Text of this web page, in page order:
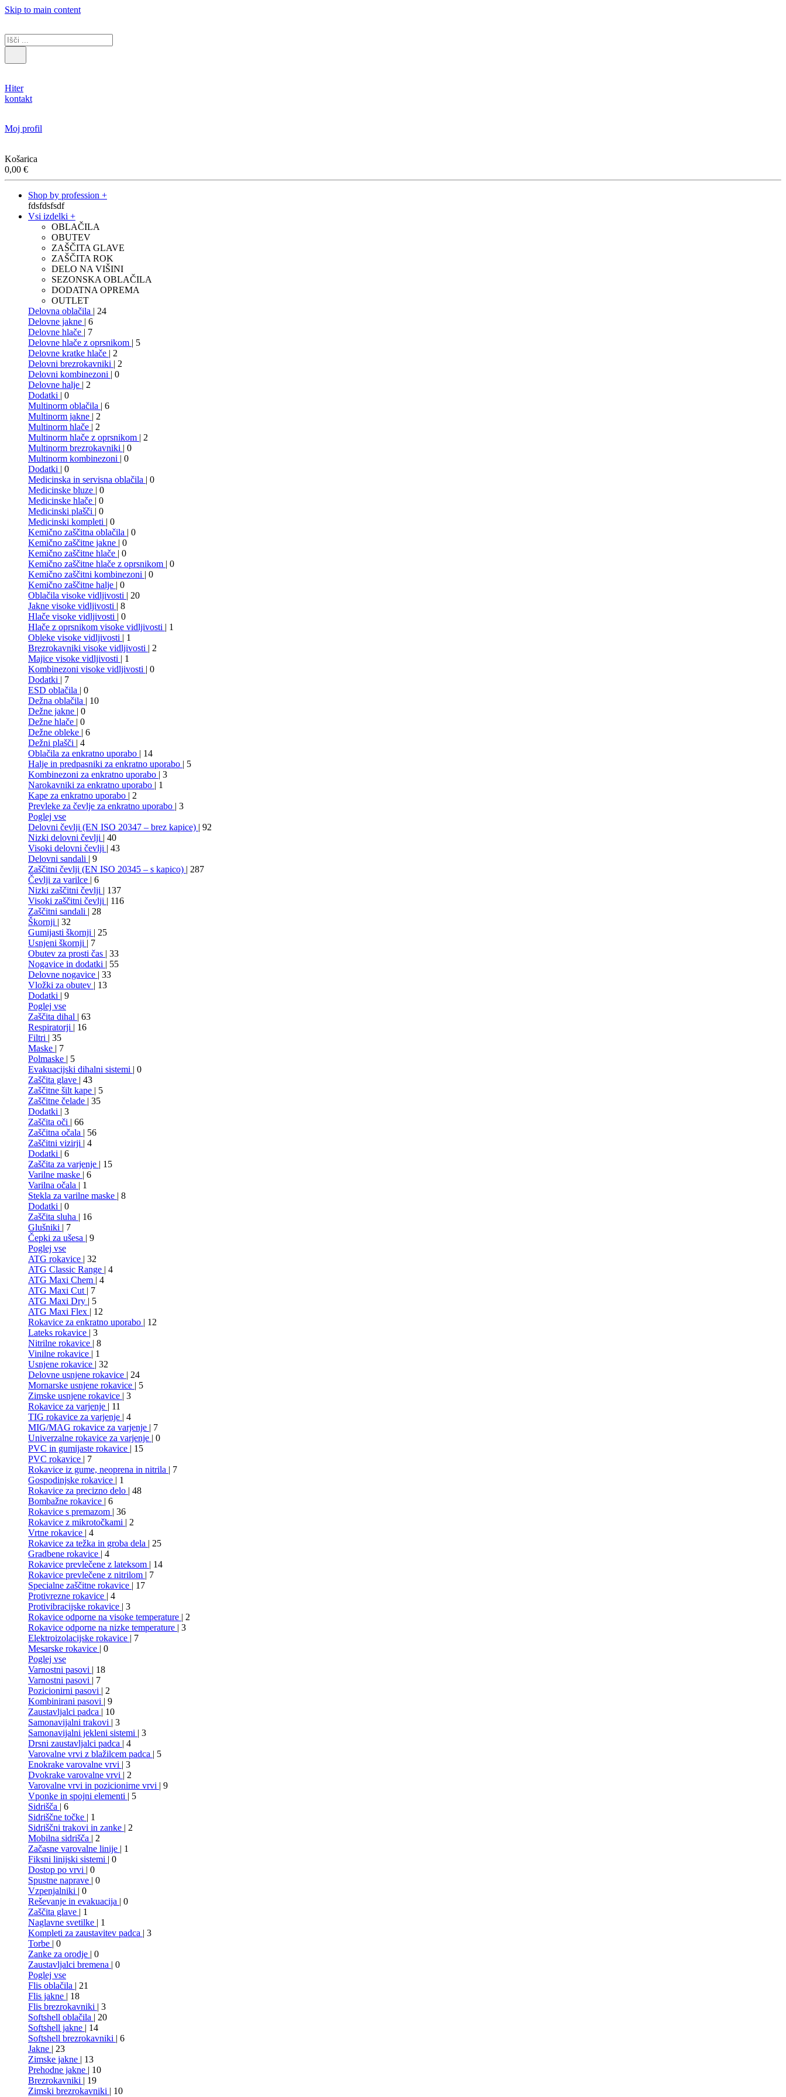
Skip to main content
Hiter
kontakt
Moj profil
Košarica
0,00 €
Shop by profession +
fdsfdsfsdf
Vsi izdelki +
OBLAČILA
OBUTEV
ZAŠČITA GLAVE
ZAŠČITA ROK
DELO NA VIŠINI
SEZONSKA OBLAČILA
DODATNA OPREMA
OUTLET
Delovna oblačila | 24
Delovne jakne | 6
Delovne hlače | 7
Delovne hlače z oprsnikom | 5
Delovne kratke hlače | 2
Delovni brezrokavniki | 2
Delovni kombinezoni | 0
Delovne halje | 2
Dodatki | 0
Multinorm oblačila | 6
Multinorm jakne | 2
Multinorm hlače | 2
Multinorm hlače z oprsnikom | 2
Multinorm brezrokavniki | 0
Multinorm kombinezoni | 0
Dodatki | 0
Medicinska in servisna oblačila | 0
Medicinske bluze | 0
Medicinske hlače | 0
Medicinski plašči | 0
Medicinski kompleti | 0
Kemično zaščitna oblačila | 0
Kemično zaščitne jakne | 0
Kemično zaščitne hlače | 0
Kemično zaščitne hlače z oprsnikom | 0
Kemično zaščitni kombinezoni | 0
Kemično zaščitne halje | 0
Oblačila visoke vidljivosti | 20
Jakne visoke vidljivosti | 8
Hlače visoke vidljivosti | 0
Hlače z oprsnikom visoke vidljivosti | 1
Obleke visoke vidljivosti | 1
Brezrokavniki visoke vidljivosti | 2
Majice visoke vidljivosti | 1
Kombinezoni visoke vidljivosti | 0
Dodatki | 7
ESD oblačila | 0
Dežna oblačila | 10
Dežne jakne | 0
Dežne hlače | 0
Dežne obleke | 6
Dežni plašči | 4
Oblačila za enkratno uporabo | 14
Halje in predpasniki za enkratno uporabo | 5
Kombinezoni za enkratno uporabo | 3
Narokavniki za enkratno uporabo | 1
Kape za enkratno uporabo | 2
Prevleke za čevlje za enkratno uporabo | 3
Poglej vse
Delovni čevlji (EN ISO 20347 – brez kapice) | 92
Nizki delovni čevlji | 40
Visoki delovni čevlji | 43
Delovni sandali | 9
Zaščitni čevlji (EN ISO 20345 – s kapico) | 287
Čevlji za varilce | 6
Nizki zaščitni čevlji | 137
Visoki zaščitni čevlji | 116
Zaščitni sandali | 28
Škornji | 32
Gumijasti škornji | 25
Usnjeni škornji | 7
Obutev za prosti čas | 33
Nogavice in dodatki | 55
Delovne nogavice | 33
Vložki za obutev | 13
Dodatki | 9
Poglej vse
Zaščita dihal | 63
Respiratorji | 16
Filtri | 35
Maske | 7
Polmaske | 5
Evakuacijski dihalni sistemi | 0
Zaščita glave | 43
Zaščitne šilt kape | 5
Zaščitne čelade | 35
Dodatki | 3
Zaščita oči | 66
Zaščitna očala | 56
Zaščitni vizirji | 4
Dodatki | 6
Zaščita za varjenje | 15
Varilne maske | 6
Varilna očala | 1
Stekla za varilne maske | 8
Dodatki | 0
Zaščita sluha | 16
Glušniki | 7
Čepki za ušesa | 9
Poglej vse
ATG rokavice | 32
ATG Classic Range | 4
ATG Maxi Chem | 4
ATG Maxi Cut | 7
ATG Maxi Dry | 5
ATG Maxi Flex | 12
Rokavice za enkratno uporabo | 12
Lateks rokavice | 3
Nitrilne rokavice | 8
Vinilne rokavice | 1
Usnjene rokavice | 32
Delovne usnjene rokavice | 24
Mornarske usnjene rokavice | 5
Zimske usnjene rokavice | 3
Rokavice za varjenje | 11
TIG rokavice za varjenje | 4
MIG/MAG rokavice za varjenje | 7
Univerzalne rokavice za varjenje | 0
PVC in gumijaste rokavice | 15
PVC rokavice | 7
Rokavice iz gume, neoprena in nitrila | 7
Gospodinjske rokavice | 1
Rokavice za precizno delo | 48
Bombažne rokavice | 6
Rokavice s premazom | 36
Rokavice z mikrotočkami | 2
Vrtne rokavice | 4
Rokavice za težka in groba dela | 25
Gradbene rokavice | 4
Rokavice prevlečene z lateksom | 14
Rokavice prevlečene z nitrilom | 7
Specialne zaščitne rokavice | 17
Protivrezne rokavice | 4
Protivibracijske rokavice | 3
Rokavice odporne na visoke temperature | 2
Rokavice odporne na nizke temperature | 3
Elektroizolacijske rokavice | 7
Mesarske rokavice | 0
Poglej vse
Varnostni pasovi | 18
Varnostni pasovi | 7
Pozicionirni pasovi | 2
Kombinirani pasovi | 9
Zaustavljalci padca | 10
Samonavijalni trakovi | 3
Samonavijalni jekleni sistemi | 3
Drsni zaustavljalci padca | 4
Varovalne vrvi z blažilcem padca | 5
Enokrake varovalne vrvi | 3
Dvokrake varovalne vrvi | 2
Varovalne vrvi in pozicionirne vrvi | 9
Vponke in spojni elementi | 5
Sidrišča | 6
Sidriščne točke | 1
Sidriščni trakovi in zanke | 2
Mobilna sidrišča | 2
Začasne varovalne linije | 1
Fiksni linijski sistemi | 0
Dostop po vrvi | 0
Spustne naprave | 0
Vzpenjalniki | 0
Reševanje in evakuacija | 0
Zaščita glave | 1
Naglavne svetilke | 1
Kompleti za zaustavitev padca | 3
Torbe | 0
Zanke za orodje | 0
Zaustavljalci bremena | 0
Poglej vse
Flis oblačila | 21
Flis jakne | 18
Flis brezrokavniki | 3
Softshell oblačila | 20
Softshell jakne | 14
Softshell brezrokavniki | 6
Jakne | 23
Zimske jakne | 13
Prehodne jakne | 10
Brezrokavniki | 19
Zimski brezrokavniki | 10